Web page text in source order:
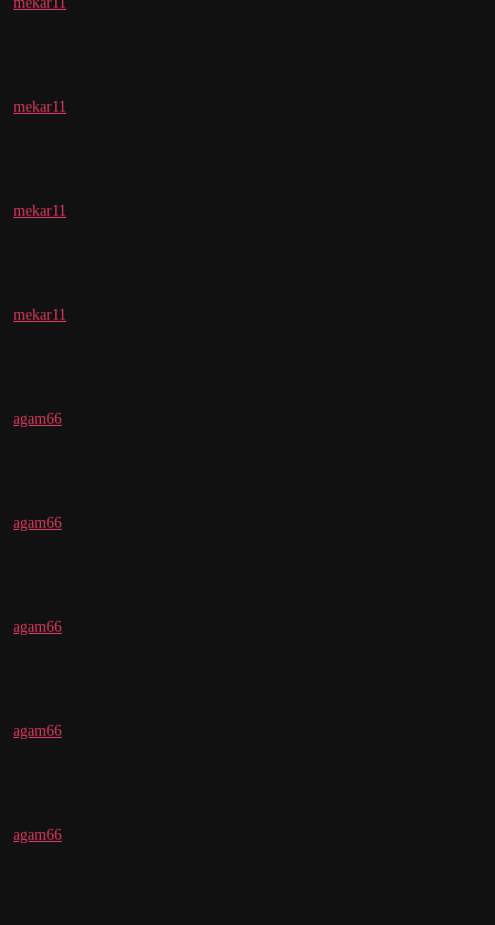
mekar11
mekar11
mekar11
agam66
agam66
agam66
agam66
agam66